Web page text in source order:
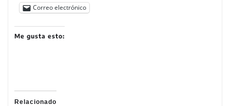
Correo electrónico
Me gusta esto:
Relacionado